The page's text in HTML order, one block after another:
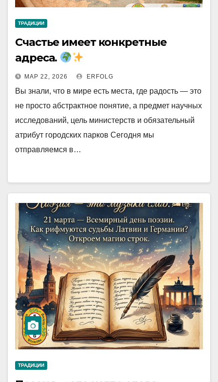
ТРАДИЦИИ
Счастье имеет конкретные
адреса.
МАР 22, 2026 ERFOLG
Вы знали, что в мире есть места, где радость — это
не просто абстрактное понятие, а предмет научных
исследований, цель министерств и обязательный
атрибут городских парков Сегодня мы
отправляемся в…
ТРАДИЦИИ